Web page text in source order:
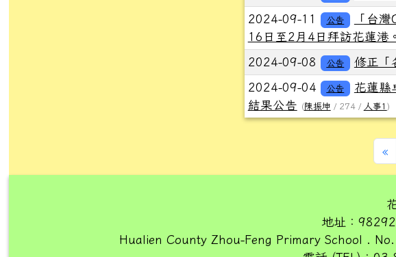
2024-09-11 公告
「台
16日至2月4日拜訪花蓮港。
2024-09-08 公告 修正「
2024-09-04 公告
花蓮縣
結果公告
(陳振坤 / 274 / 人事1 )
«
地址：
Hualien County Zhou-Feng Primary School .